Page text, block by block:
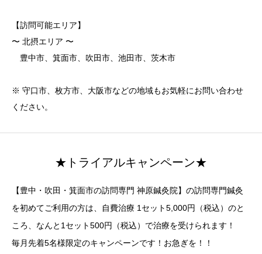
【訪問可能エリア】
〜 北摂エリア 〜
豊中市、箕面市、吹田市、池田市、茨木市
※ 守口市、枚方市、大阪市などの地域もお気軽にお問い合わせ
ください。
★トライアルキャンペーン★
【豊中・吹田・箕面市の訪問専門 神原鍼灸院】の訪問専門鍼灸
を初めてご利用の方は、自費治療 1セット5,000円（税込）のと
ころ、なんと1セット500円（税込）で治療を受けられます！
毎月先着5名様限定のキャンペーンです！お急ぎを！！